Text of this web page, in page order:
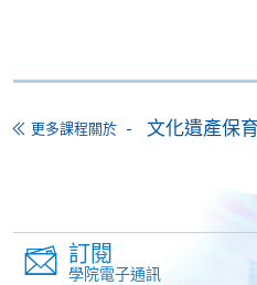
交下期學費的學員，提供網
網上支付可通過「繳費靈」
VISA 或 Mastercard、「微
Pay) 、「支付寶」(Online
更多課程關於 文化遺產保
訂閱
學院電子通訊